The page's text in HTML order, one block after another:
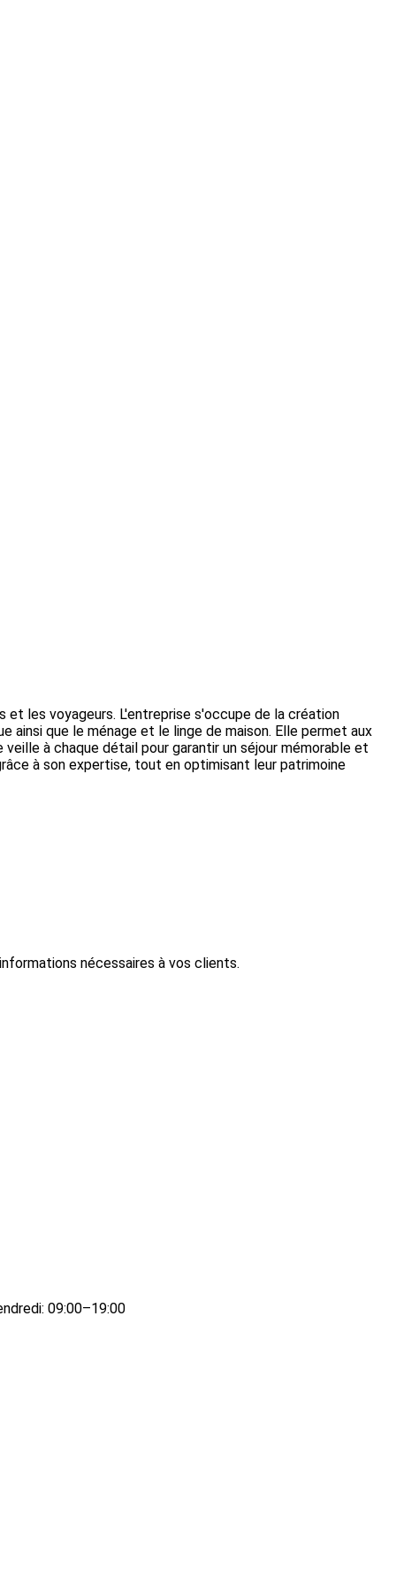
les voyageurs. L'entreprise s'occupe de la création
que le ménage et le linge de maison. Elle permet aux
à chaque détail pour garantir un séjour mémorable et
à son expertise, tout en optimisant leur patrimoine
nécessaires à vos clients.
09:00–19:00